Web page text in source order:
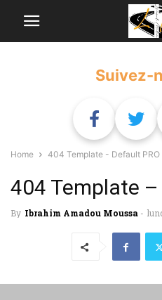
Suivez-
Home 404 Template - Default PRO
404 Template –
By Ibrahim Amadou Moussa -